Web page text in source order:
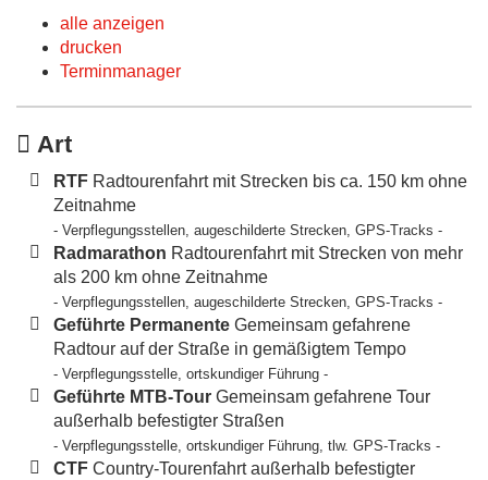
alle anzeigen
drucken
Terminmanager
Art
RTF Radtourenfahrt mit Strecken bis ca. 150 km ohne
Zeitnahme
- Verpflegungsstellen, augeschilderte Strecken, GPS-Tracks -
Radmarathon Radtourenfahrt mit Strecken von mehr
als 200 km ohne Zeitnahme
- Verpflegungsstellen, augeschilderte Strecken, GPS-Tracks -
Geführte Permanente Gemeinsam gefahrene
Radtour auf der Straße in gemäßigtem Tempo
- Verpflegungsstelle, ortskundiger Führung -
Geführte MTB-Tour Gemeinsam gefahrene Tour
außerhalb befestigter Straßen
- Verpflegungsstelle, ortskundiger Führung, tlw. GPS-Tracks -
CTF Country-Tourenfahrt außerhalb befestigter